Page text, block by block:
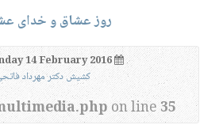
روز عشاق و خدای
Sunday 14 February 2016
کشیش دکتر مهرداد
on line 35